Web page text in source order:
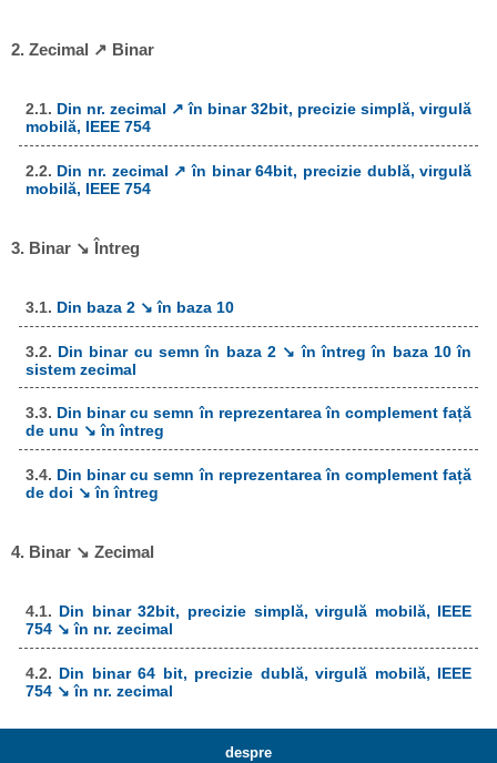
2. Zecimal ↗ Binar
2.1. Din nr. zecimal ↗ în binar 32bit, precizie simplă, virgulă
mobilă, IEEE 754
2.2. Din nr. zecimal ↗ în binar 64bit, precizie dublă, virgulă
mobilă, IEEE 754
3. Binar ↘ Întreg
3.1. Din baza 2 ↘ în baza 10
3.2. Din binar cu semn în baza 2 ↘ în întreg în baza 10 în
sistem zecimal
3.3. Din binar cu semn în reprezentarea în complement față
de unu ↘ în întreg
3.4. Din binar cu semn în reprezentarea în complement față
de doi ↘ în întreg
4. Binar ↘ Zecimal
4.1. Din binar 32bit, precizie simplă, virgulă mobilă, IEEE
754 ↘ în nr. zecimal
4.2. Din binar 64 bit, precizie dublă, virgulă mobilă, IEEE
754 ↘ în nr. zecimal
despre